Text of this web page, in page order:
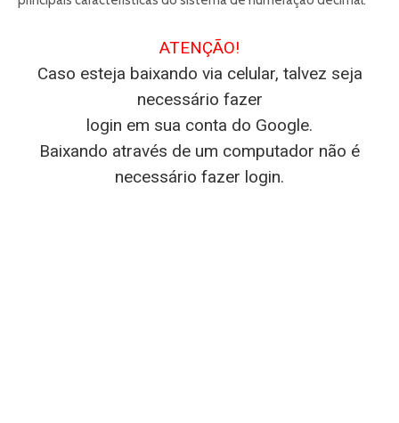
ATENÇÃO!
Caso esteja baixando via celular, talvez seja
necessário fazer
login em sua conta do Google.
Baixando através de um computador não é
necessário fazer login.